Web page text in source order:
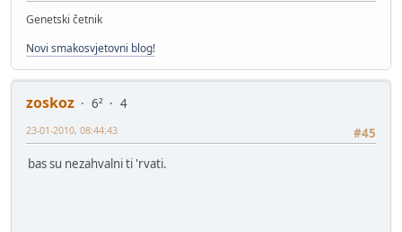
Genetski četnik
Novi smakosvjetovni blog!
zoskoz 6²
4
#45
23-01-2010, 08:44:43
bas su nezahvalni ti 'rvati.